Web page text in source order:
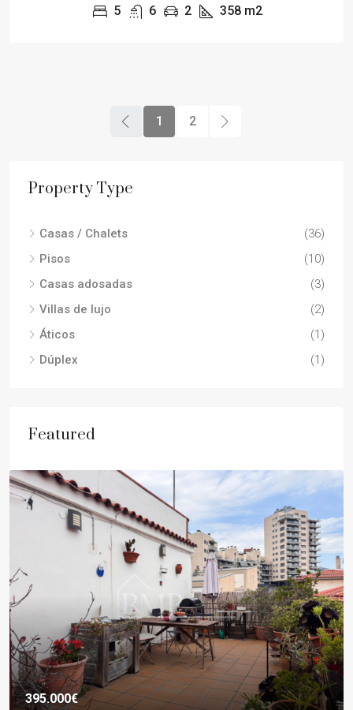
5 6 2 358 m2
1 2
Property Type
Casas / Chalets
(36)
Pisos
(10)
Casas adosadas
(3)
Villas de lujo
(2)
Áticos
(1)
Dúplex
(1)
Featured
395.000€